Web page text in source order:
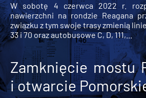
W sobotę 4 czerwca 2022 r.
nawierzchni na rondzie Reagana
związku z tym swoje trasy zmienią
33 i 70 oraz autobusowe C, D, 111,...
Zamknięcie mostu
i otwarcie